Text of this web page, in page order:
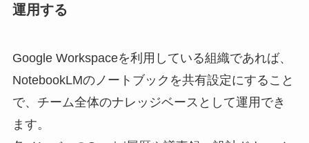
運用する
Google Workspaceを利用している組織であれば、
NotebookLMのノートブックを共有設定にすること
で、チーム全体のナレッジベースとして運用でき
ます。